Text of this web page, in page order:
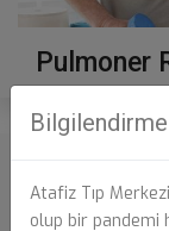
Pulmoner
Bilgilendirme
Atafiz Tıp
olup bir pandemi